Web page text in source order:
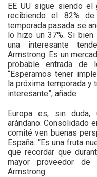
EE UU sigue siendo el
recibiendo el 82% de
temporada pasada se
lo hizo un 37%. Si bien
una interesante
Armstrong. Es un
probable entrada de
“Esperamos tener
la próxima temporada y
interesante”, añade.
Europa es, sin duda,
arándano. Consolidado
comité ven buenas
España. “Es una fruta
que recordar que
mayor proveedor de
Armstrong.